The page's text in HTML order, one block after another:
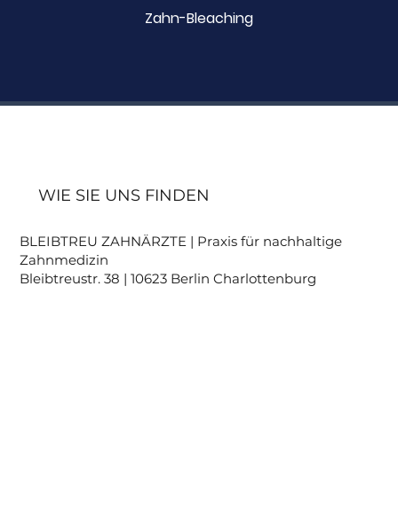
Zahn-Bleaching
WIE SIE UNS FINDEN
BLEIBTREU ZAHNÄRZTE | Praxis für nachhaltige
Zahnmedizin
Bleibtreustr. 38 | 10623 Berlin Charlottenburg